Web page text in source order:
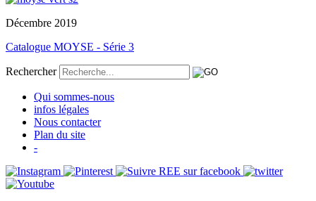
Décembre 2019
Catalogue MOYSE - Série 3
Rechercher
Qui sommes-nous
infos légales
Nous contacter
Plan du site
-